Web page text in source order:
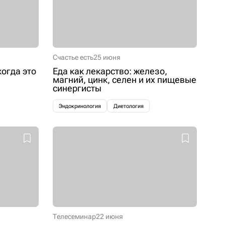
это
Счастье есть25 июня
Еда как лекарство: железо,
магний, цинк, селен и их пищевые
синергисты
Эндокринология Диетология
Телесеминар22 июня